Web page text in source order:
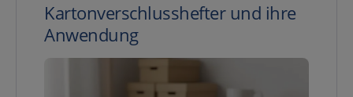
Kartonverschlusshefter und ihre
Anwendung